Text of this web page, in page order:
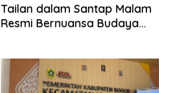
Tailan dalam Santap Malam
Resmi Bernuansa Budaya